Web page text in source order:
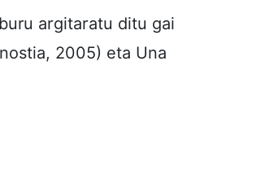
argitaratu ditu gai
2005) eta Una